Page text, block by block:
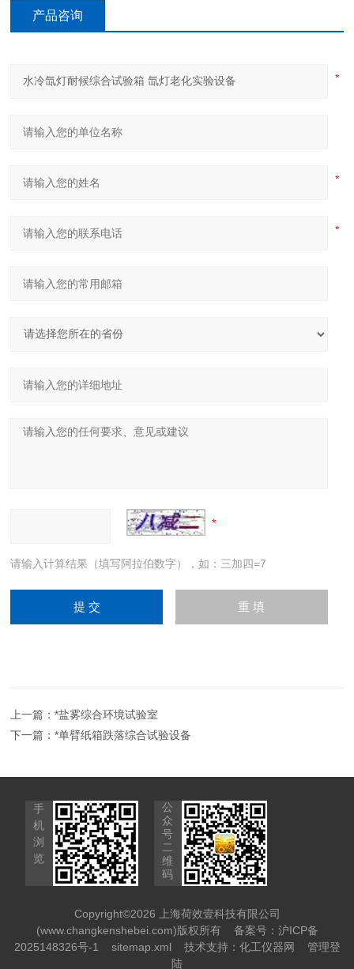
产品咨询
请输入计算结果（填写阿拉伯数字），如：三加四=7
上一篇：*盐雾综合环境试验室
下一篇：*单臂纸箱跌落综合试验设备
手
机
浏
览
公
众
号
二
维
码
Copyright©2026 上海荷效壹科技有限公司
(www.changkenshebei.com)版权所有 备案号：沪ICP备
2025148326号-1
sitemap.xml 技术支持： 化工仪器网
管理登
陆